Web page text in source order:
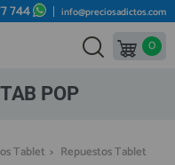
744 info@preciosadictos.com
0
POP
Tablet > Repuestos Tablet